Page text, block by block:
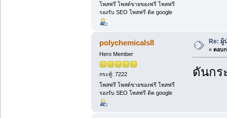
โพสฟรี โพสต์ขายของฟรี โพสฟรี
รองรับ SEO โพสฟรี ติด google
polychemicals8
Hero Member
กระทู้: 7222
โพสฟรี โพสต์ขายของฟรี โพสฟรี
รองรับ SEO โพสฟรี ติด google
Re: ผู้
« ตอบก
ดันกร